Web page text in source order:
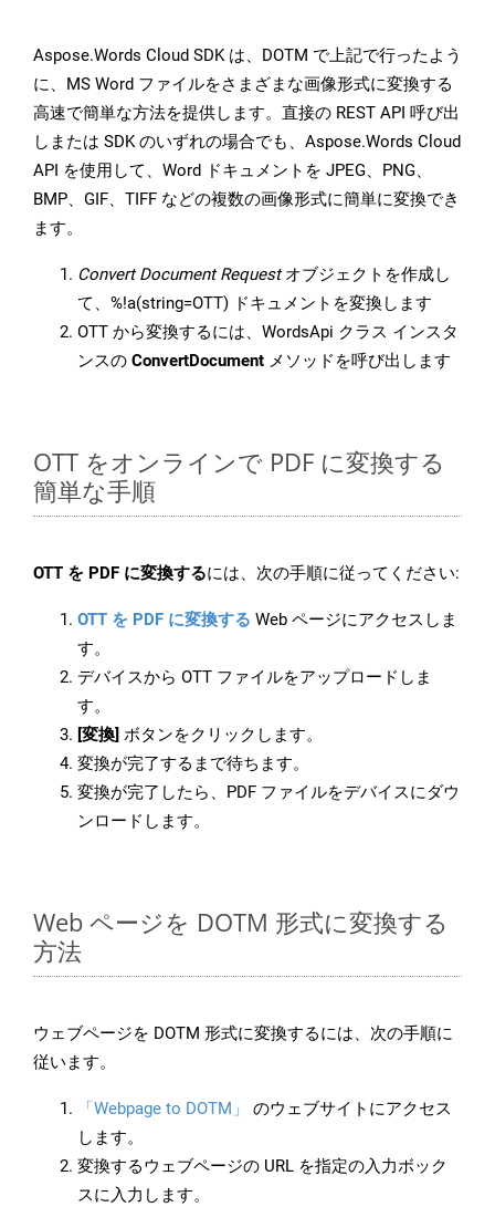
Aspose.Words Cloud SDK は、DOTM で上記で行ったよう
に、MS Word ファイルをさまざまな画像形式に変換する
高速で簡単な方法を提供します。直接の REST API 呼び出
しまたは SDK のいずれの場合でも、Aspose.Words Cloud
API を使用して、Word ドキュメントを JPEG、PNG、
BMP、GIF、TIFF などの複数の画像形式に簡単に変換でき
ます。
Convert Document Requestオブジェクトを作成し
て、%!a(string=OTT) ドキュメントを変換します
OTT から変換するには、WordsApi クラス インスタ
ンスの ConvertDocument メソッドを呼び出します
OTT をオンラインで PDF に変換する
簡単な手順
OTT を PDF に変換するには、次の手順に従ってください:
OTT を PDF に変換する Web ページにアクセスしま
す。
デバイスから OTT ファイルをアップロードしま
す。
[変換] ボタンをクリックします。
変換が完了するまで待ちます。
変換が完了したら、PDF ファイルをデバイスにダウ
ンロードします。
Web ページを DOTM 形式に変換する
方法
ウェブページを DOTM 形式に変換するには、次の手順に
従います。
「Webpage to DOTM」
のウェブサイトにアクセス
します。
変換するウェブページの URL を指定の入力ボック
スに入力します。